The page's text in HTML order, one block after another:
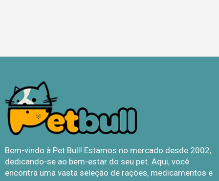
Bem-vindo à Pet Bull! Estamos no mercado desde 2002,
dedicando-se ao bem-estar do seu pet. Aqui, você
encontra uma vasta seleção de rações, medicamentos e